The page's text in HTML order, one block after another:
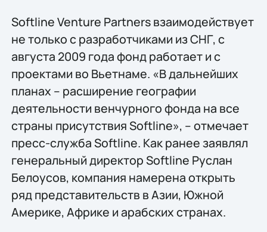
Softline Venture Partners взаимодействует
не только с разработчиками из СНГ, с
августа 2009 года фонд работает и с
проектами во Вьетнаме. «В дальнейших
планах – расширение географии
деятельности венчурного фонда на все
страны присутствия Softline», – отмечает
пресс-служба Softline. Как ранее заявлял
генеральный директор Softline Руслан
Белоусов, компания намерена открыть
ряд представительств в Азии, Южной
Америке, Африке и арабских странах.